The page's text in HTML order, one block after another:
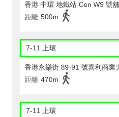
香港 中環 地鐵站 Cen W9 號舖
距離 500m
7-11 上環
香港永樂街 89-91 號喜利商業
距離 470m
7-11 上環